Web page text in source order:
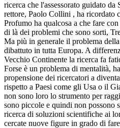
ricerca che l'assessorato guidato da
rettore, Paolo Collini , ha ricordato
Profumo ha qualcosa a che fare
di là dei problemi che sono sorti,
Ma più in generale il problema
dibattuto in tutta Europa. A
Vecchio Continente la ricerca fa
Forse è un problema di mentalità,
propensione dei ricercatori a
rispetto a Paesi come gli Usa o il
non sono loro lo strumento per
sono piccole e quindi non possono
ricerca di soluzioni scientifiche ai
cercate nuove figure in grado di